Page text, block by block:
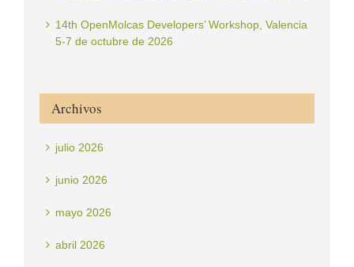
14th OpenMolcas Developers’ Workshop, Valencia
5-7 de octubre de 2026
Archivos
julio 2026
junio 2026
mayo 2026
abril 2026